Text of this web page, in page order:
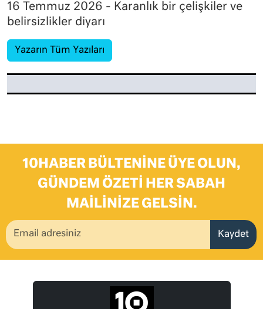
16 Temmuz 2026 - Karanlık bir çelişkiler ve
belirsizlikler diyarı
Yazarın Tüm Yazıları
10HABER BÜLTENINE ÜYE OLUN,
GÜNDEM ÖZETI HER SABAH
MAILINIZE GELSIN.
Kaydet